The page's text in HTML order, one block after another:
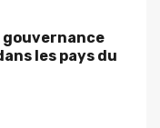
gouvernance
les pays du